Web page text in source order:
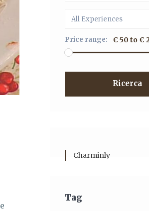
All Experiences
Price range: € 50 to €
Ricerca
Charminly
Tag